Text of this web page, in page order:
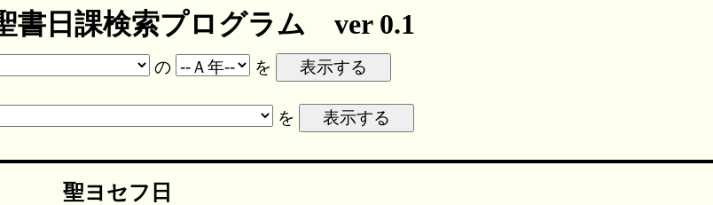
書日課検索プログラム ver 0.1
の を
を
聖ヨセフ日